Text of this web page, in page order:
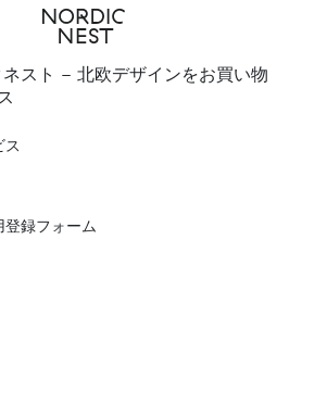
ネスト - 北欧デザインをお買い物
ス
録フォーム